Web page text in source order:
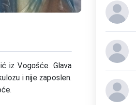
iz Vogošće. Glava
i nije zaposlen.